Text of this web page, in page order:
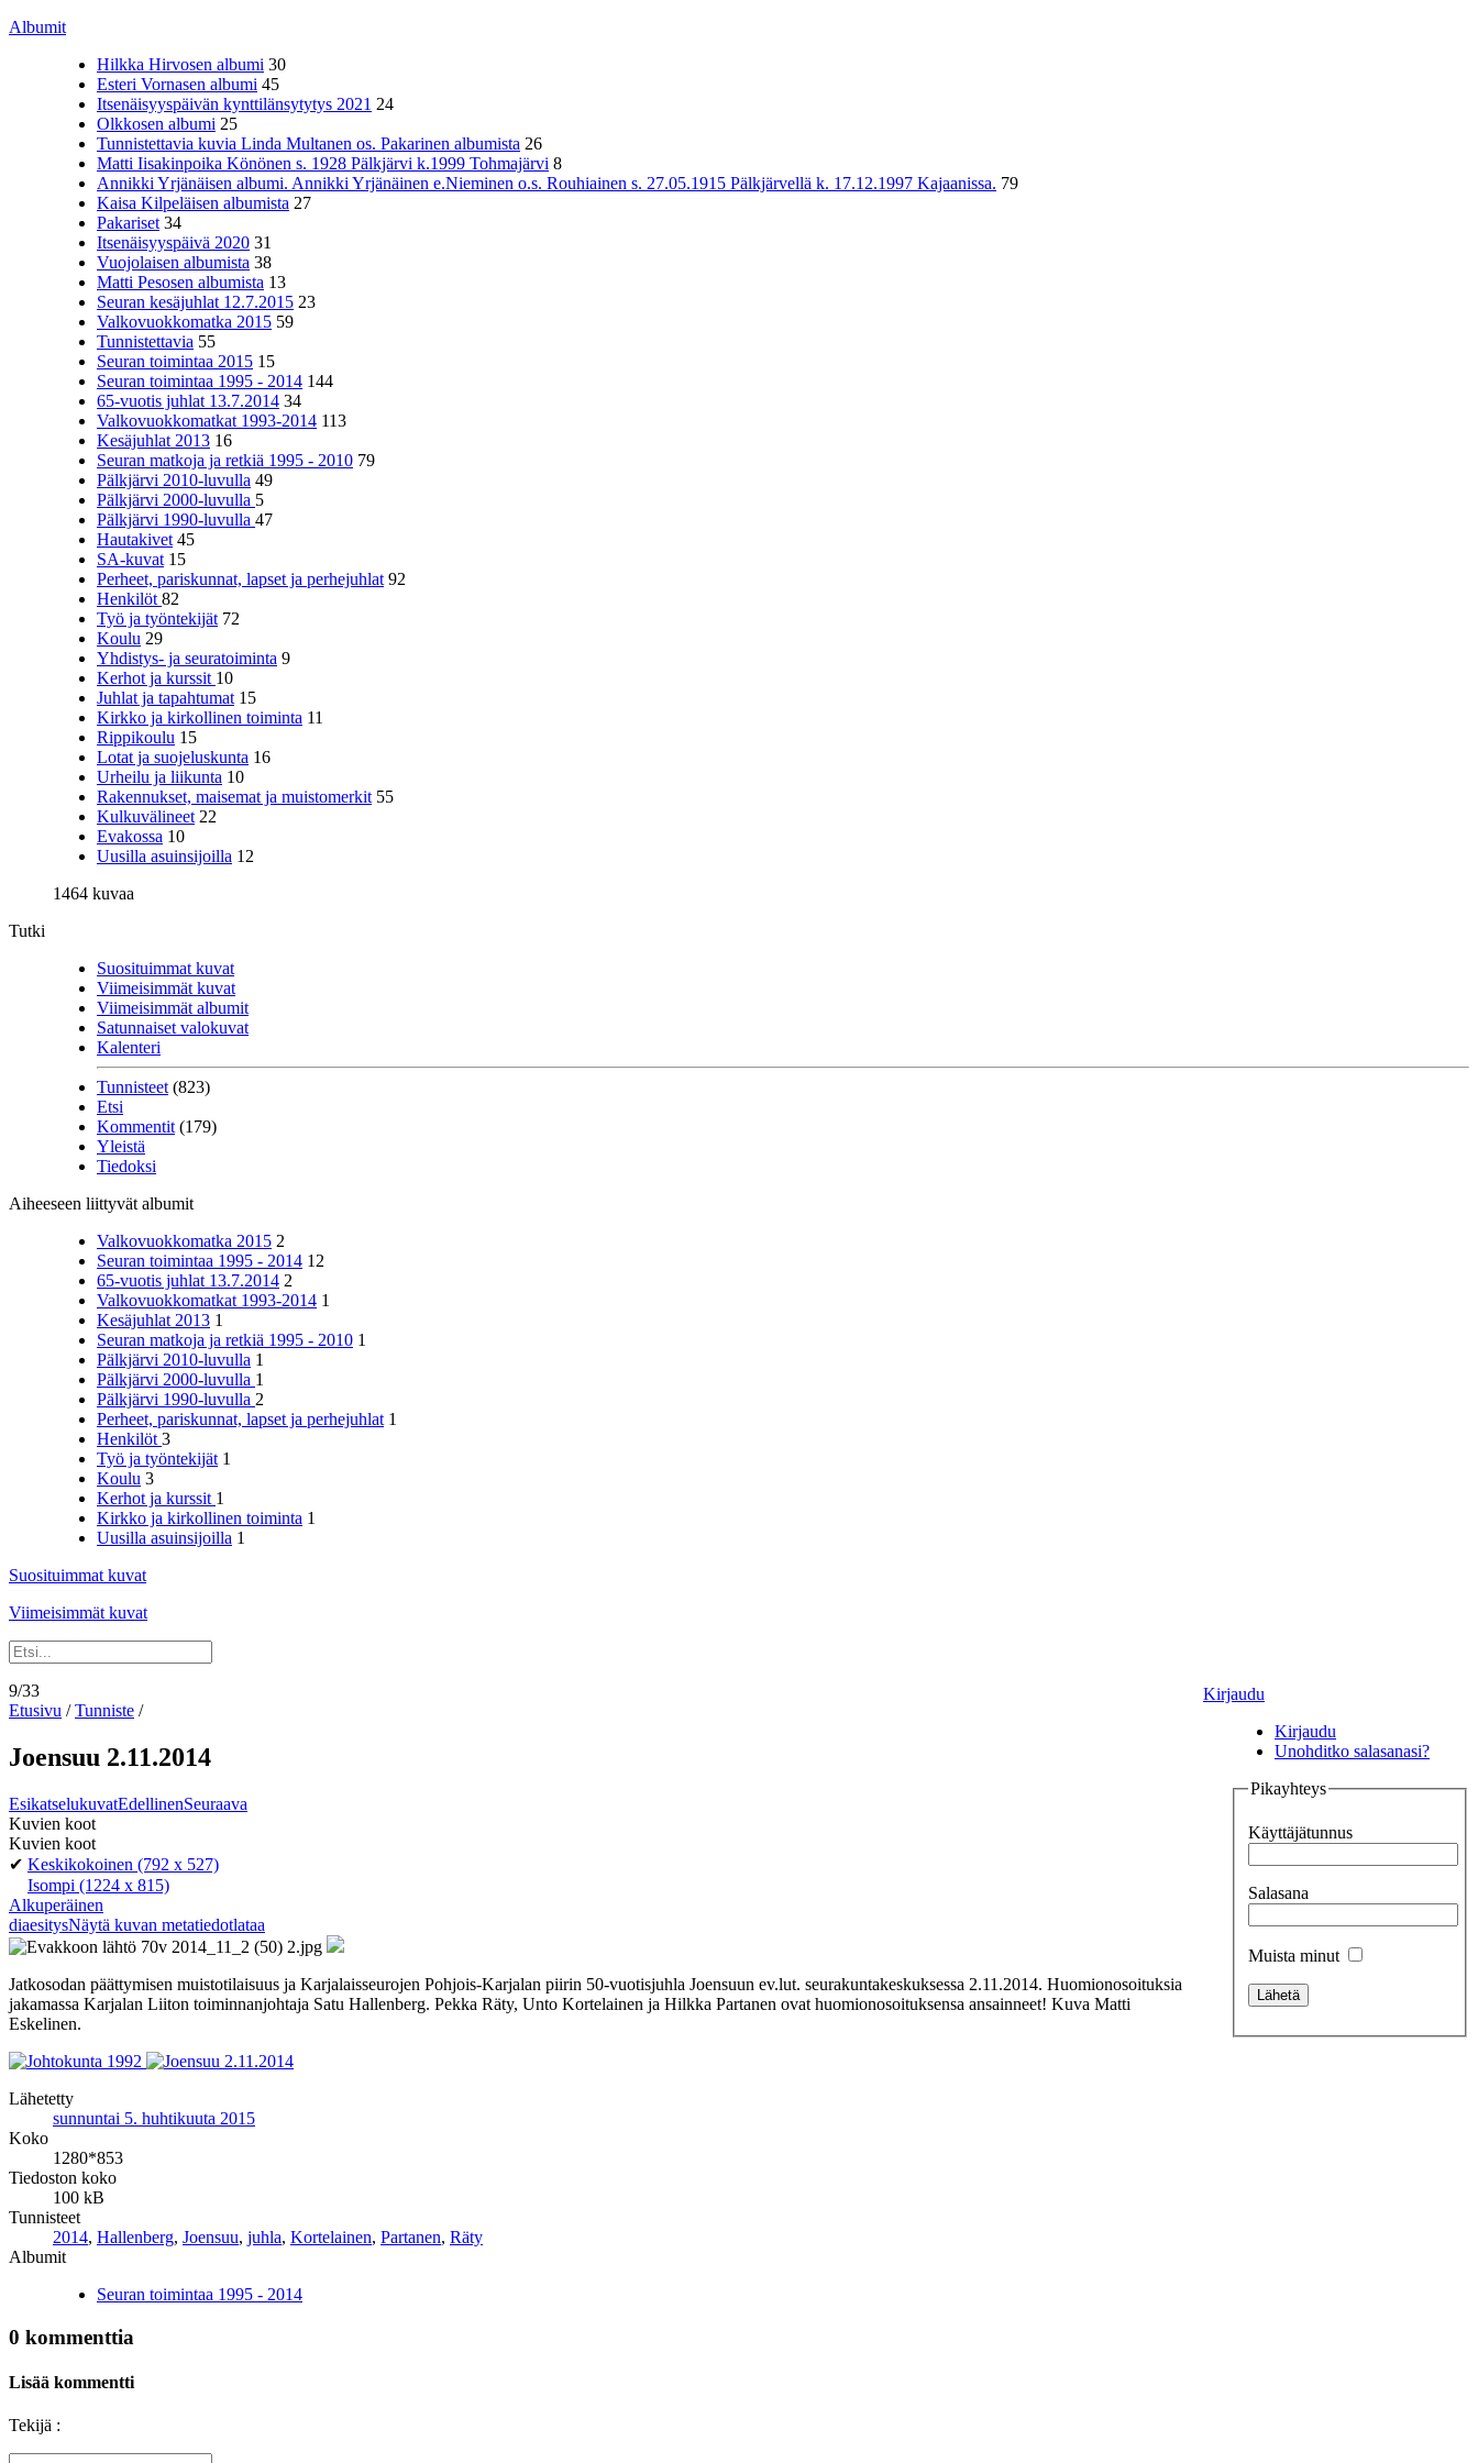
Albumit
Hilkka Hirvosen albumi 30
Esteri Vornasen albumi 45
Itsenäisyyspäivän kynttilänsytytys 2021 24
Olkkosen albumi 25
Tunnistettavia kuvia Linda Multanen os. Pakarinen albumista 26
Matti Iisakinpoika Könönen s. 1928 Pälkjärvi k.1999 Tohmajärvi 8
Annikki Yrjänäisen albumi. Annikki Yrjänäinen e.Nieminen o.s. Rouhiainen s. 27.05.1915 Pälkjärvellä k. 17.12.1997 Kajaanissa. 79
Kaisa Kilpeläisen albumista 27
Pakariset 34
Itsenäisyyspäivä 2020 31
Vuojolaisen albumista 38
Matti Pesosen albumista 13
Seuran kesäjuhlat 12.7.2015 23
Valkovuokkomatka 2015 59
Tunnistettavia 55
Seuran toimintaa 2015 15
Seuran toimintaa 1995 - 2014 144
65-vuotis juhlat 13.7.2014 34
Valkovuokkomatkat 1993-2014 113
Kesäjuhlat 2013 16
Seuran matkoja ja retkiä 1995 - 2010 79
Pälkjärvi 2010-luvulla 49
Pälkjärvi 2000-luvulla 5
Pälkjärvi 1990-luvulla 47
Hautakivet 45
SA-kuvat 15
Perheet, pariskunnat, lapset ja perhejuhlat 92
Henkilöt 82
Työ ja työntekijät 72
Koulu 29
Yhdistys- ja seuratoiminta 9
Kerhot ja kurssit 10
Juhlat ja tapahtumat 15
Kirkko ja kirkollinen toiminta 11
Rippikoulu 15
Lotat ja suojeluskunta 16
Urheilu ja liikunta 10
Rakennukset, maisemat ja muistomerkit 55
Kulkuvälineet 22
Evakossa 10
Uusilla asuinsijoilla 12
1464 kuvaa
Tutki
Suosituimmat kuvat
Viimeisimmät kuvat
Viimeisimmät albumit
Satunnaiset valokuvat
Kalenteri
Tunnisteet (823)
Etsi
Kommentit (179)
Yleistä
Tiedoksi
Aiheeseen liittyvät albumit
Valkovuokkomatka 2015 2
Seuran toimintaa 1995 - 2014 12
65-vuotis juhlat 13.7.2014 2
Valkovuokkomatkat 1993-2014 1
Kesäjuhlat 2013 1
Seuran matkoja ja retkiä 1995 - 2010 1
Pälkjärvi 2010-luvulla 1
Pälkjärvi 2000-luvulla 1
Pälkjärvi 1990-luvulla 2
Perheet, pariskunnat, lapset ja perhejuhlat 1
Henkilöt 3
Työ ja työntekijät 1
Koulu 3
Kerhot ja kurssit 1
Kirkko ja kirkollinen toiminta 1
Uusilla asuinsijoilla 1
Suosituimmat kuvat
Viimeisimmät kuvat
Kirjaudu
Kirjaudu
Unohditko salasanasi?
Pikayhteys
Käyttäjätunnus
Salasana
Muista minut
9/33
Etusivu /Tunniste /
Joensuu 2.11.2014
EsikatselukuvatEdellinenSeuraava
Kuvien koot
Kuvien koot
✔ Keskikokoinen (792 x 527)
Isompi (1224 x 815)
Alkuperäinen
diaesitysNäytä kuvan metatiedotlataa
Jatkosodan päättymisen muistotilaisuus ja Karjalaisseurojen Pohjois-Karjalan piirin 50-vuotisjuhla Joensuun ev.lut. seurakuntakeskuksessa 2.11.2014. Huomionosoituksia
jakamassa Karjalan Liiton toiminnanjohtaja Satu Hallenberg. Pekka Räty, Unto Kortelainen ja Hilkka Partanen ovat huomionosoituksensa ansainneet! Kuva Matti
Eskelinen.
Lähetetty
sunnuntai 5. huhtikuuta 2015
Koko
1280*853
Tiedoston koko
100 kB
Tunnisteet
2014, Hallenberg, Joensuu, juhla, Kortelainen, Partanen, Räty
Albumit
Seuran toimintaa 1995 - 2014
0 kommenttia
Lisää kommentti
Tekijä :